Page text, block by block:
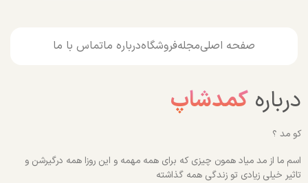
صفحه اصلیمجلهفروشگاهدرباره ماتماس با ما
درباره کمدشاپ
کو مد ؟
اسم ما از مد میاد همون چیزی که برای همه مهمه و این روزا همه درگیرشن و
تاثیر خیلی زیادی تو زندگی همه گذاشته